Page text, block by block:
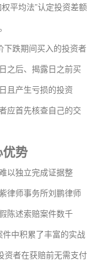
平均法”认定投资差额
下跌期间买入的投资者
之后、揭露日之前买
且产生亏损的投资
应首先核查自己的交
势
以独立完成证据整
律师事务所刘鹏律师
陈述索赔案件数千
中积累了丰富的实战
者在获赔前无需支付